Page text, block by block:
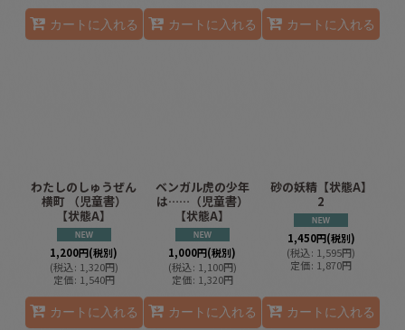
カートに入れる カートに入れる カートに入れる
わたしのしゅうぜん
横町 （児童書）
【状態A】
1,200円(税別)
(税込: 1,320円)
定価: 1,540円
カートに入れる
ベンガル虎の少年
は……（児童書）
【状態A】
1,000円(税別)
(税込: 1,100円)
定価: 1,320円
カートに入れる
砂の妖精【状態A】
2
1,450円(税別)
(税込: 1,595円)
定価: 1,870円
カートに入れる